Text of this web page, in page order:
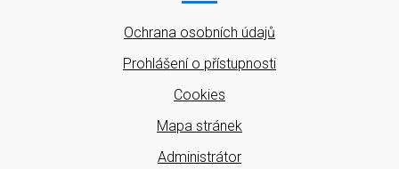
Ochrana osobních údajů
Prohlášení o přístupnosti
Cookies
Mapa stránek
Administrátor